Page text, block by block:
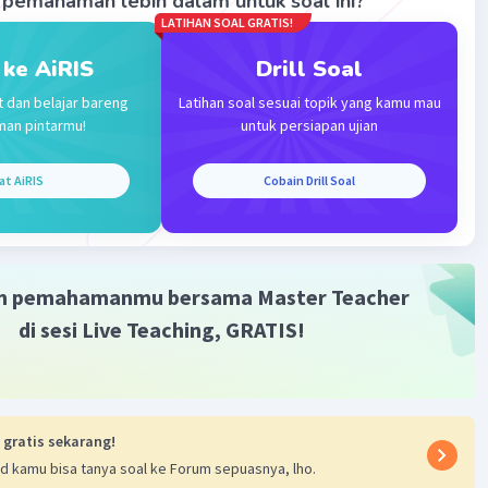
·5.0(1) Balas
02:00
benar :
t)
(7 + 16)
2
AiRIS
dan belajar bareng
pintarmu!
AiRIS
LATIHAN SOAL GRATIS!
Drill Soal
Latihan soal sesuai topik yang kamu mau
untuk persiapan ujian
Cobain Drill Soal
pemahamanmu bersama Master Teacher
di sesi Live Teaching, GRATIS!
gratis sekarang!
kamu bisa tanya soal ke Forum sepuasnya, lho.